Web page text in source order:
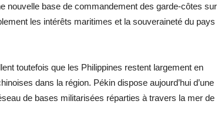
nouvelle base de commandement des garde-côtes sur
les intérêts maritimes et la souveraineté du pays
toutefois que les Philippines restent largement en
dans la région. Pékin dispose aujourd’hui d’une
de bases militarisées réparties à travers la mer de